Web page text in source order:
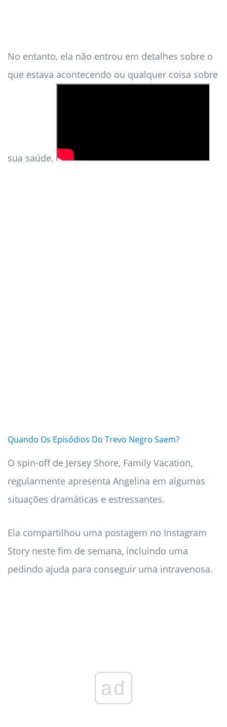
No entanto, ela não entrou em detalhes sobre o
que estava acontecendo ou qualquer coisa sobre
sua saúde.
Quando Os Episódios Do Trevo Negro Saem?
O spin-off de Jersey Shore, Family Vacation,
regularmente apresenta Angelina em algumas
situações dramáticas e estressantes.
Ela compartilhou uma postagem no Instagram
Story neste fim de semana, incluindo uma
pedindo ajuda para conseguir uma intravenosa.
ad